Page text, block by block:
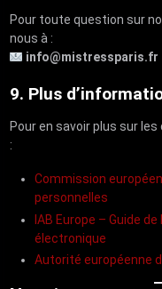
Pour toute question sur
nous à :
info@mistressparis.fr
9. Plus
Pour en savoir plus sur
:
Commission
personnelles
IAB Europe – Guide
électronique
Autorité européenne